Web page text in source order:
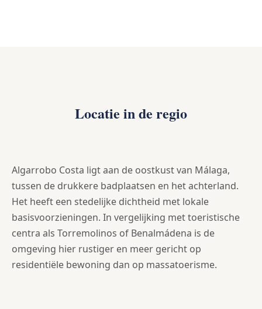
Locatie in de regio
Algarrobo Costa ligt aan de oostkust van Málaga,
tussen de drukkere badplaatsen en het achterland.
Het heeft een stedelijke dichtheid met lokale
basisvoorzieningen. In vergelijking met toeristische
centra als Torremolinos of Benalmádena is de
omgeving hier rustiger en meer gericht op
residentiële bewoning dan op massatoerisme.